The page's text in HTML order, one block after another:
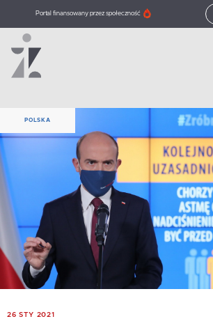
Portal finansowany przez społeczność
POLSKA
26 STY 2021